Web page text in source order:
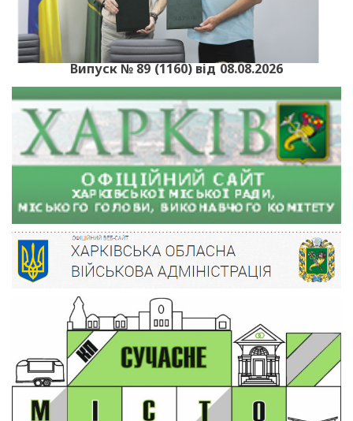
Випуск № 89 (1160) від 08.08.2026